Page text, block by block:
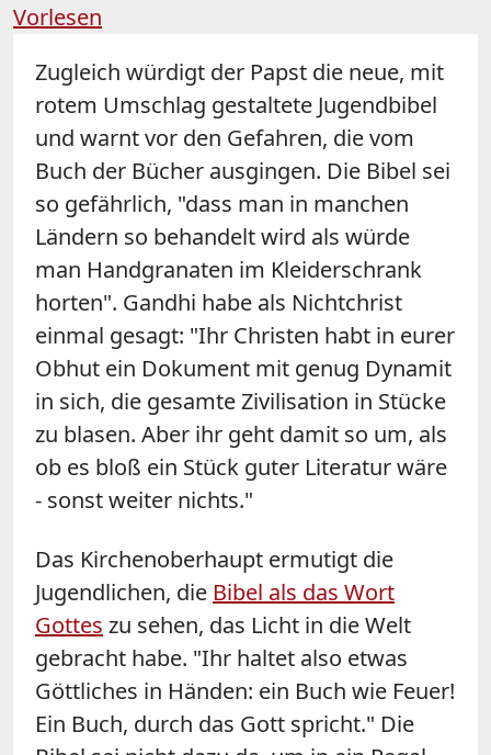
Vorlesen
Zugleich würdigt der Papst die neue, mit
rotem Umschlag gestaltete Jugendbibel
und warnt vor den Gefahren, die vom
Buch der Bücher ausgingen. Die Bibel sei
so gefährlich, "dass man in manchen
Ländern so behandelt wird als würde
man Handgranaten im Kleiderschrank
horten". Gandhi habe als Nichtchrist
einmal gesagt: "Ihr Christen habt in eurer
Obhut ein Dokument mit genug Dynamit
in sich, die gesamte Zivilisation in Stücke
zu blasen. Aber ihr geht damit so um, als
ob es bloß ein Stück guter Literatur wäre
- sonst weiter nichts."
Das Kirchenoberhaupt ermutigt die
Jugendlichen, die Bibel als das Wort
Gottes zu sehen, das Licht in die Welt
gebracht habe. "Ihr haltet also etwas
Göttliches in Händen: ein Buch wie Feuer!
Ein Buch, durch das Gott spricht." Die